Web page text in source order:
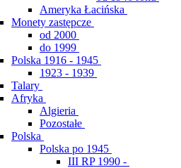
Ameryka Łacińska
Monety zastępcze
od 2000
do 1999
Polska 1916 - 1945
1923 - 1939
Talary
Afryka
Algieria
Pozostałe
Polska
Polska po 1945
III RP 1990 -